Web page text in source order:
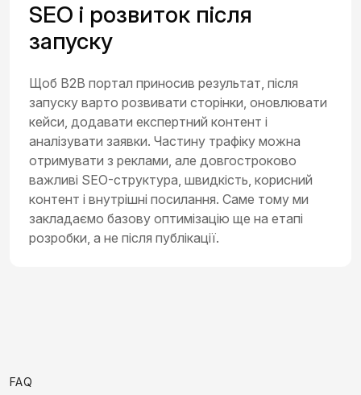
SEO і розвиток після
запуску
Щоб B2B портал приносив результат, після
запуску варто розвивати сторінки, оновлювати
кейси, додавати експертний контент і
аналізувати заявки. Частину трафіку можна
отримувати з реклами, але довгостроково
важливі SEO-структура, швидкість, корисний
контент і внутрішні посилання. Саме тому ми
закладаємо базову оптимізацію ще на етапі
розробки, а не після публікації.
FAQ